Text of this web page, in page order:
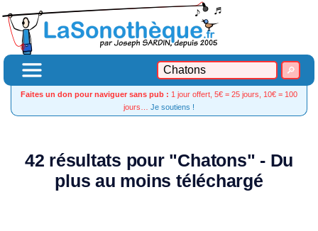
Faites un don pour naviguer sans pub : 1 jour offert, 5€ = 25 jours, 10€ = 100
jours… Je soutiens !
42 résultats pour "Chatons" - Du
plus au moins téléchargé